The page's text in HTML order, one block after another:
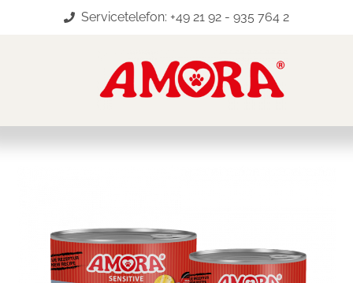
Servicetelefon: +49 21 92 - 935 764 2